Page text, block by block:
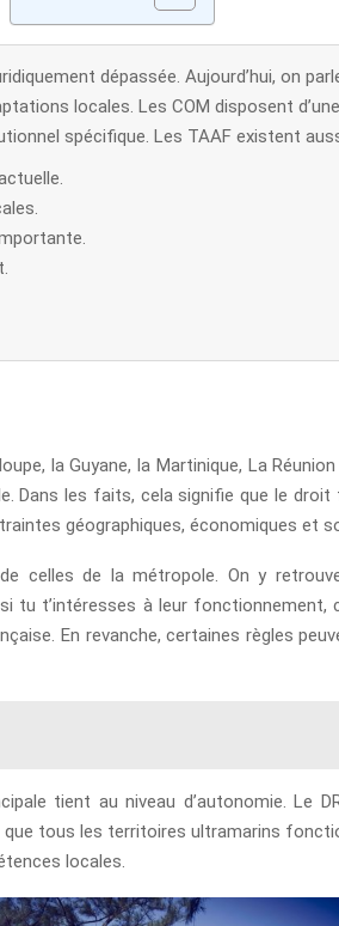
dépassée. Aujourd’hui, on
locales. Les COM disposent
spécifique. Les TAAF existent
la Guyane, la Martinique, La
les faits, cela signifie que le droit
géographiques, économiques et
celles de la métropole. On y
t’intéresses à leur fonctionnement,
En revanche, certaines règles
tient au niveau d’autonomie. Le
tous les territoires ultramarins
locales.